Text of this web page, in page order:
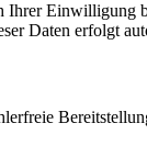
Einwilligung
Daten erfolgt